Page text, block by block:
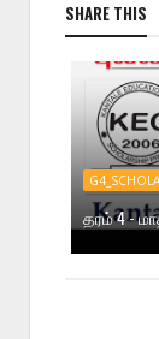
SHARE THIS
தரம் 4 -